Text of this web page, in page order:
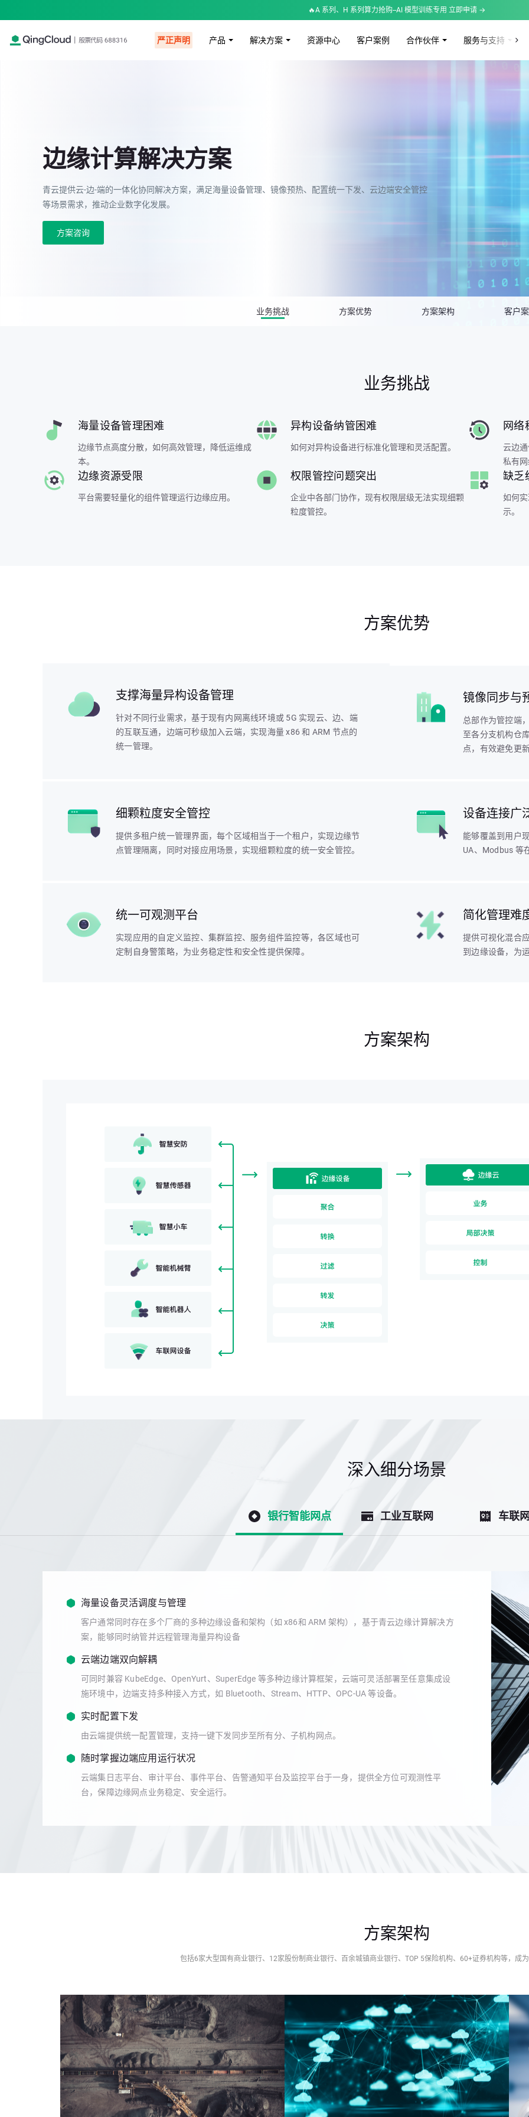
🔥A 系列、H 系列算力抢购--AI 模型训练专用 立即申请 →
严正声明 产品 解决方案 资源中心 客户案例 合作伙伴 服务与支持
边缘计算解决方案
青云提供云-边-端的一体化协同解决方案，满足海量设备管理、镜像预热、配置统一下发、云边端安全管控
等场景需求，推动企业数字化发展。
方案咨询
业务挑战 方案优势 方案架构 客户
业务挑战
海量设备管理困难
边缘节点高度分散，如何高效管理，降低运维成
本。
异构设备纳管困难
如何对异构设备进行标准化管理和灵活配置。
网络
云边
私有
边缘资源受限
平台需要轻量化的组件管理运行边缘应用。
权限管控问题突出
企业中各部门协作，现有权限层级无法实现细颗
粒度管控。
缺乏
如何
示。
方案优势
支撑海量异构设备管理
针对不同行业需求，基于现有内网离线环境或 5G 实现云、边、端
的互联互通，边端可秒级加入云端，实现海量 x86 和 ARM 节点的
统一管理。
镜像同步与
总部作为管控端
至各分支机构仓
点，有效避免更
细颗粒度安全管控
提供多租户统一管理界面，每个区域相当于一个租户，实现边缘节
点管理隔离，同时对接应用场景，实现细颗粒度的统一安全管控。
设备连接广
能够覆盖到用户
UA、Modbus 等
统一可观测平台
实现应用的自定义监控、集群监控、服务组件监控等，各区域也可
定制自身警策略，为业务稳定性和安全性提供保障。
简化管理难
提供可视化混合
到边缘设备，为
方案架构
深入细分场景
银行智能网点 工业互联网 车联
海量设备灵活调度与管理
客户通常同时存在多个厂商的多种边缘设备和架构（如 x86和 ARM 架构），基于青云边缘计算解决方
案，能够同时纳管并远程管理海量异构设备
云端边端双向解耦
可同时兼容 KubeEdge、OpenYurt、SuperEdge 等多种边缘计算框架，云端可灵活部署至任意集成设
施环境中，边端支持多种接入方式，如 Bluetooth、Stream、HTTP、OPC-UA 等设备。
实时配置下发
由云端提供统一配置管理，支持一键下发同步至所有分、子机构网点。
随时掌握边端应用运行状况
云端集日志平台、审计平台、事件平台、告警通知平台及监控平台于一身，提供全方位可观测性平
台，保障边缘网点业务稳定、安全运行。
方案架构
包括6家大型国有商业银行、12家股份制商业银行、百余城镇商业银行、TOP 5保险机构、60+证券机构等，成